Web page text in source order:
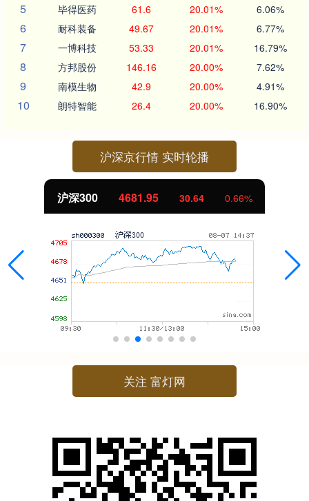
5 毕得医药 61.6 20.01% 6.06%
6 耐科装备 49.67 20.01% 6.77%
7 一博科技 53.33 20.01% 16.79%
8 方邦股份 146.16 20.00% 7.62%
9 南模生物 42.9 20.00% 4.91%
10 朗特智能 26.4 20.00% 16.90%
沪深京行情 实时轮播
沪深300 4681.95 30.64 0.66%
关注 富灯网